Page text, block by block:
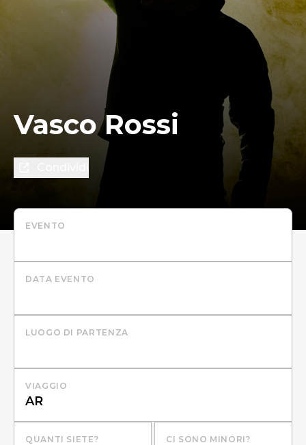
Vasco Rossi
EVENTO
DATA EVENTO
LUOGO DI PARTENZA
VIAGGIO
QUANTI SIETE?
CI SONO MINORI?